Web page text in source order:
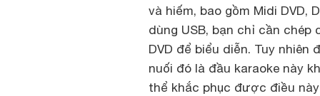
và hiếm, bao gồm Midi DVD,
dùng USB, bạn chỉ cần chép
DVD để biểu diễn. Tuy
nuối đó là đầu karaoke này
thể khắc phục được điều